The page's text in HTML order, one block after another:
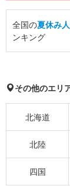
全国の夏休み
ンキング
その他のエリ
北海道
北陸
四国